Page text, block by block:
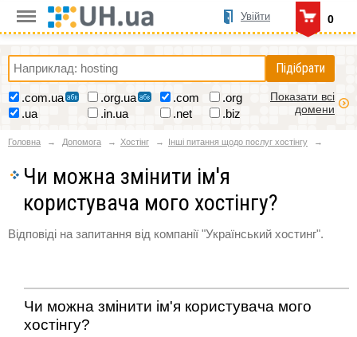
0
Увійти
Підібрати
.com.ua .org.ua .com
.org
.ua
.in.ua .net .biz
Показати всі
домени
Головна Допомога Хостінг Інші питання щодо послуг хостінгу
Чи можна змінити ім'я
користувача мого хостінгу?
Відповіді на запитання від компанії "Український хостинг".
Чи можна змінити ім'я користувача мого
хостінгу?